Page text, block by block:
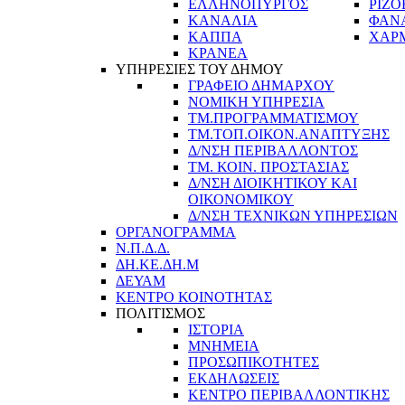
ΕΛΛΗΝΟΠΥΡΓΟΣ
ΚΑΝΑΛΙΑ
ΚΑΠΠΑ
ΚΡΑΝΕΑ
ΥΠΗΡΕΣΙΕΣ ΤΟΥ ΔΗΜΟΥ
ΓΡΑΦΕΙΟ ΔΗΜΑΡΧΟΥ
ΝΟΜΙΚΗ ΥΠΗΡΕΣΙΑ
ΤΜ.ΠΡΟΓΡΑΜΜΑΤΙΣΜΟΥ
ΤΜ.ΤΟΠ.ΟΙΚΟΝ.ΑΝΑΠΤΥΞΗΣ
Δ/ΝΣΗ ΠΕΡΙΒΑΛΛΟΝΤΟΣ
ΤΜ. ΚΟΙΝ. ΠΡΟΣΤΑΣΙΑΣ
Δ/ΝΣΗ ΔΙΟΙΚΗΤΙΚΟΥ ΚΑΙ
ΟΙΚΟΝΟΜΙΚΟΥ
Δ/ΝΣΗ ΤΕΧΝΙΚΩΝ ΥΠΗΡΕΣΙΩΝ
ΟΡΓΑΝΟΓΡΑΜΜΑ
Ν.Π.Δ.Δ.
ΔΗ.ΚΕ.ΔΗ.Μ
ΔΕΥΑΜ
ΚΕΝΤΡΟ ΚΟΙΝΟΤΗΤΑΣ
ΠΟΛΙΤΙΣΜΟΣ
ΙΣΤΟΡΙΑ
ΜΝΗΜΕΙΑ
ΠΡΟΣΩΠΙΚΟΤΗΤΕΣ
ΕΚΔΗΛΩΣΕΙΣ
ΚΕΝΤΡΟ ΠΕΡΙΒΑΛΛΟΝΤΙΚΗΣ